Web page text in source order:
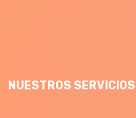
NUESTROS SERVICIOS